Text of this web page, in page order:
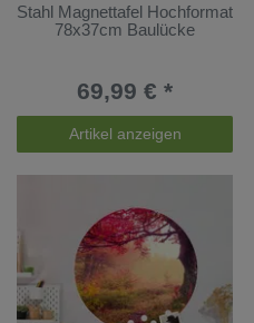
Stahl Magnettafel Hochformat
78x37cm Baulücke
69,99 € *
Artikel anzeigen